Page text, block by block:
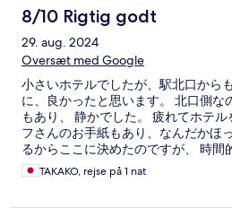
8/10 Rigtig godt
29. aug. 2024
Oversæt med Google
小さいホテルでしたが、駅北口から
に、良かったと思います。 北口側な
もあり、 静かでした。 疲れてホテ
フさんのお手紙もあり、なんだかほ
るからここに決めたのですが、 時間
行くことがあれば 大浴場にも行きた
TAKAKO, rejse på 1 nat